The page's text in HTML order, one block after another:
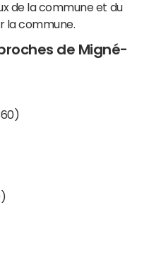
de la commune et du
la commune.
de Migné-